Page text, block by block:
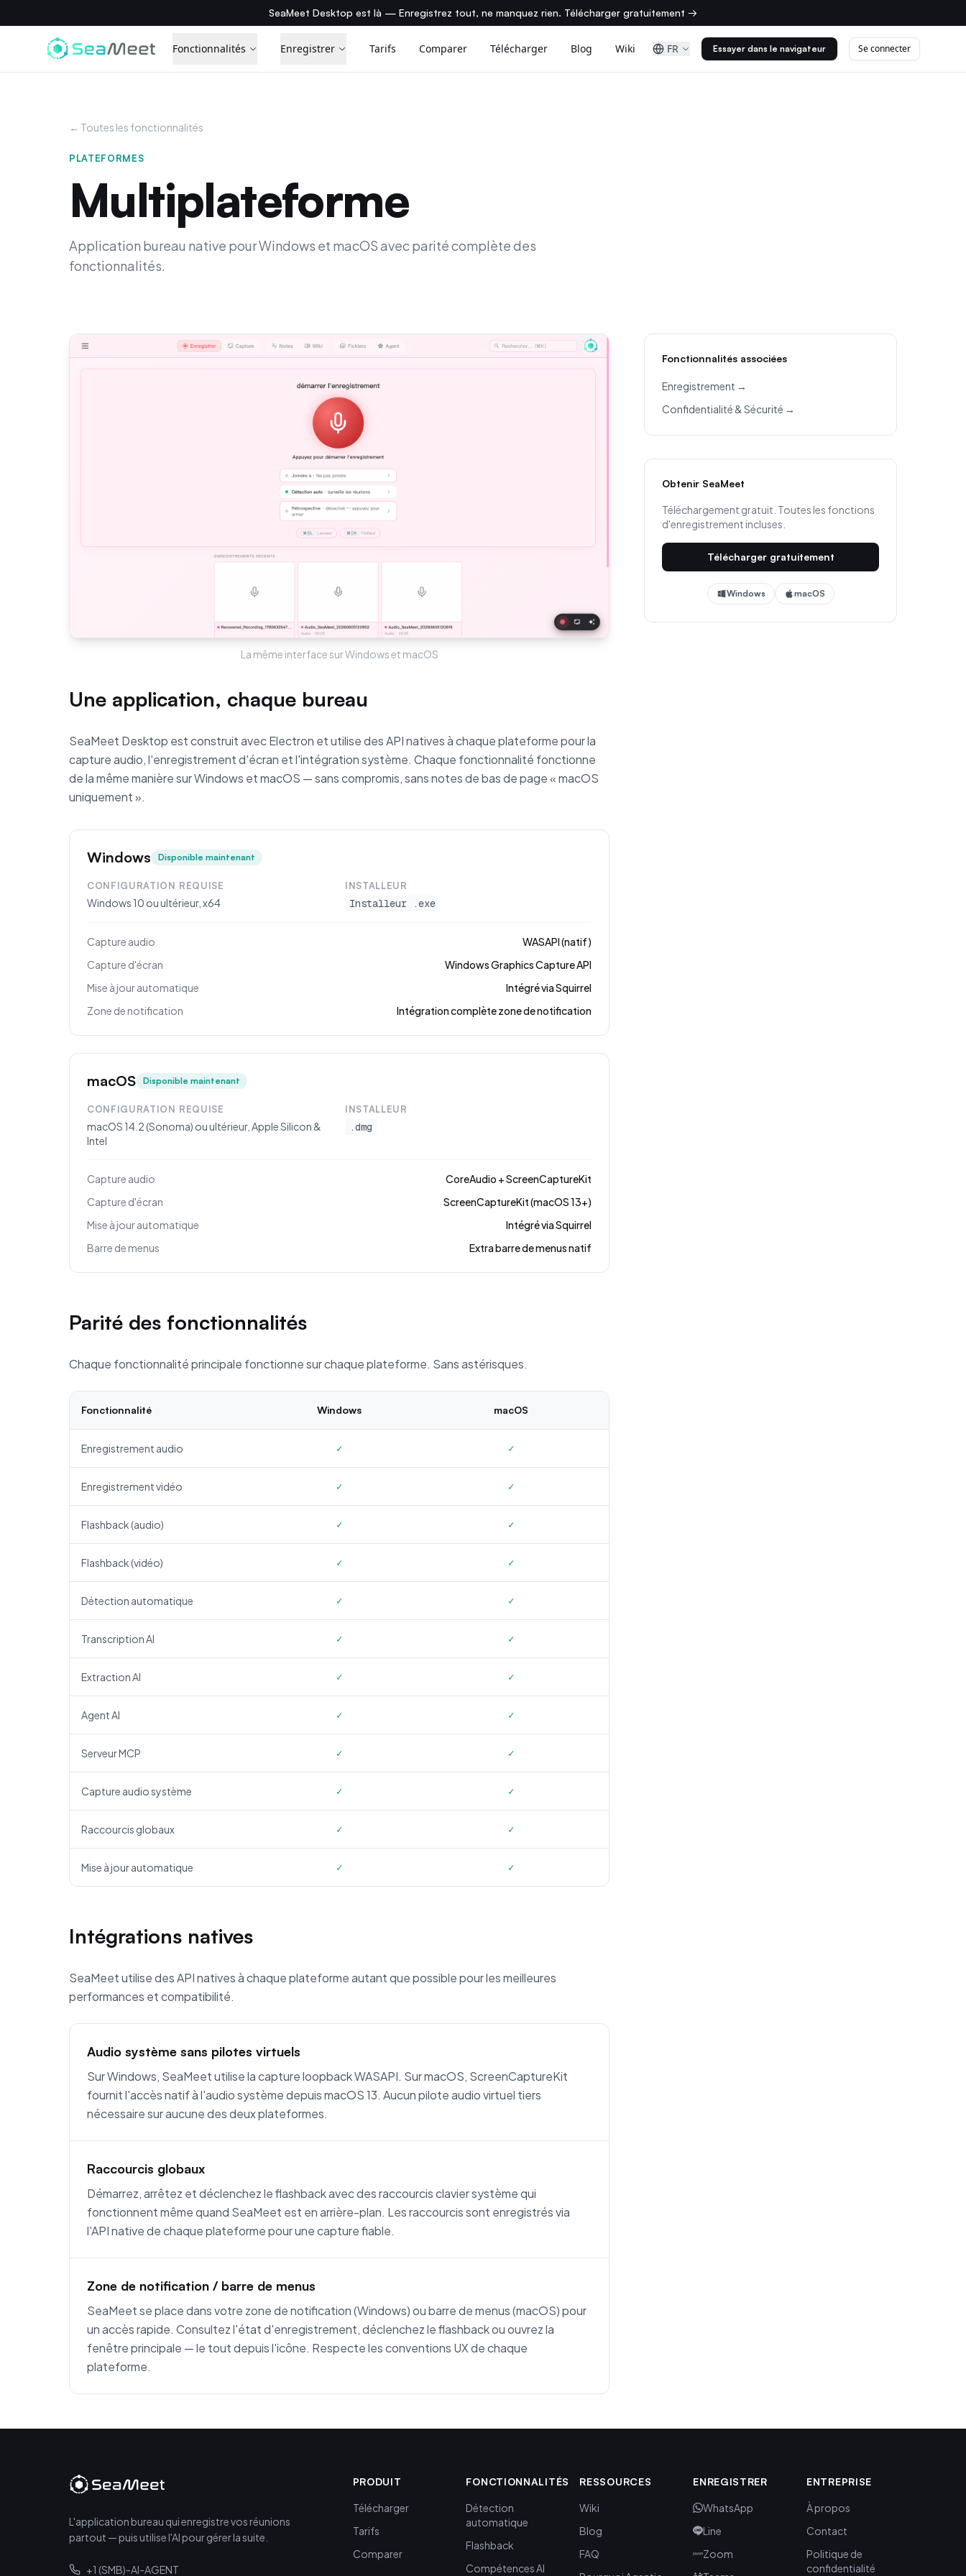
SeaMeet Desktop est là — Enregistrez tout, ne manquez rien. Télécharger gratuitement →
Fonctionnalités Enregistrer Tarifs Comparer Télécharger Blog Wiki FR Essayer dans le navigateur Se connecter
← Toutes les fonctionnalités
PLATEFORMES
Multiplateforme
Application bureau native pour Windows et macOS avec parité complète des
fonctionnalités.
La même interface sur Windows et macOS
Une application, chaque bureau
SeaMeet Desktop est construit avec Electron et utilise des API natives à chaque plateforme pour la
capture audio, l'enregistrement d'écran et l'intégration système. Chaque fonctionnalité fonctionne
de la même manière sur Windows et macOS — sans compromis, sans notes de bas de page « macOS
uniquement ».
Windows Disponible maintenant
CONFIGURATION REQUISE
Windows 10 ou ultérieur, x64
INSTALLEUR
Installeur .exe
Capture audio
WASAPI (natif)
Capture d'écran
Windows Graphics Capture API
Mise à jour automatique
Intégré via Squirrel
Zone de notification
Intégration complète zone de notification
macOS Disponible maintenant
CONFIGURATION REQUISE
macOS 14.2 (Sonoma) ou ultérieur, Apple Silicon &
Intel
INSTALLEUR
.dmg
Capture audio
CoreAudio + ScreenCaptureKit
Capture d'écran
ScreenCaptureKit (macOS 13+)
Mise à jour automatique
Intégré via Squirrel
Barre de menus
Extra barre de menus natif
Parité des fonctionnalités
Chaque fonctionnalité principale fonctionne sur chaque plateforme. Sans astérisques.
Fonctionnalité Windows macOS
Enregistrement audio ✓ ✓
Enregistrement vidéo ✓ ✓
Flashback (audio) ✓ ✓
Flashback (vidéo) ✓ ✓
Détection automatique ✓ ✓
Transcription AI ✓ ✓
Extraction AI ✓ ✓
Agent AI ✓ ✓
Serveur MCP ✓ ✓
Capture audio système ✓ ✓
Raccourcis globaux ✓ ✓
Mise à jour automatique ✓ ✓
Intégrations natives
SeaMeet utilise des API natives à chaque plateforme autant que possible pour les meilleures
performances et compatibilité.
Audio système sans pilotes virtuels
Sur Windows, SeaMeet utilise la capture loopback WASAPI. Sur macOS, ScreenCaptureKit
fournit l'accès natif à l'audio système depuis macOS 13. Aucun pilote audio virtuel tiers
nécessaire sur aucune des deux plateformes.
Raccourcis globaux
Démarrez, arrêtez et déclenchez le flashback avec des raccourcis clavier système qui
fonctionnent même quand SeaMeet est en arrière-plan. Les raccourcis sont enregistrés via
l'API native de chaque plateforme pour une capture fiable.
Zone de notification / barre de menus
SeaMeet se place dans votre zone de notification (Windows) ou barre de menus (macOS) pour
un accès rapide. Consultez l'état d'enregistrement, déclenchez le flashback ou ouvrez la
fenêtre principale — le tout depuis l'icône. Respecte les conventions UX de chaque
plateforme.
Fonctionnalités associées
Enregistrement →
Confidentialité & Sécurité →
Obtenir SeaMeet
Téléchargement gratuit. Toutes les fonctions
d'enregistrement incluses.
Télécharger gratuitement
Windows macOS
L'application bureau qui enregistre vos réunions
partout — puis utilise l'AI pour gérer la suite.
+1 (SMB)-AI-AGENT
PRODUIT
Télécharger
Tarifs
Comparer
FONCTIONNALITÉS
Détection
automatique
Flashback
Compétences AI
RESSOURCES
Wiki
Blog
FAQ
ENREGISTRER
WhatsApp
Line
Zoom
ENTREPRISE
À propos
Contact
Politique de
confidentialité